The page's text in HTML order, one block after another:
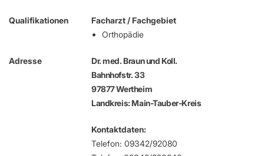
Qualifikationen
Facharzt / Fachgebiet
Orthopädie
Adresse
Dr. med. Braun und Koll.
Bahnhofstr. 33
97877 Wertheim
Landkreis: Main-Tauber-Kreis
Kontaktdaten:
Telefon: 09342/92080